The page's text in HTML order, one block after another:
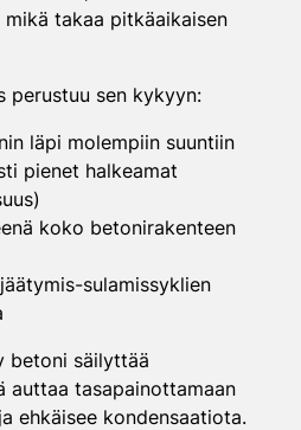
takaa pitkäaikaisen
perustuu sen kykyyn:
läpi molempiin suuntiin
pienet halkeamat
koko betonirakenteen
sulamissyklien
betoni säilyttää
auttaa tasapainottamaan
ehkäisee kondensaatiota.